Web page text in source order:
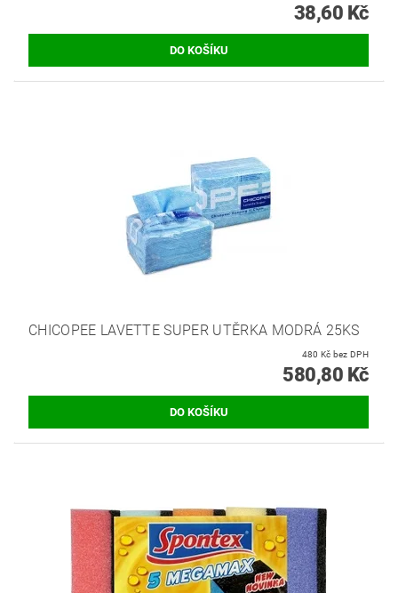
38,60 Kč
CHICOPEE LAVETTE SUPER UTĚRKA MODRÁ 25KS
480 Kč bez DPH
580,80 Kč